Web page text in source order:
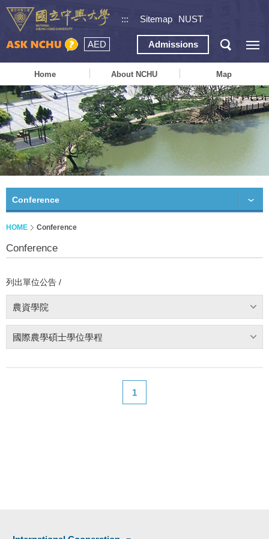
::: Sitemap NUST
AED Admissions
Home About NCHU Map
Conference
HOME Conference
Conference
列出單位公告 /
農資學院
國際農學碩士學位學程
1